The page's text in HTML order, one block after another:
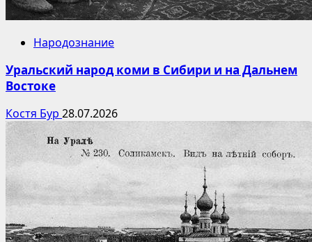
Народознание
Уральский народ коми в Сибири и на Дальнем
Востоке
Костя Бур 28.07.2026